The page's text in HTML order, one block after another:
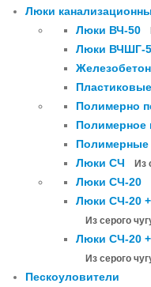
Люки
Люки ВЧ-50
Люки ВЧШГ-
Пластиковые
Полимерно
Полимерное
Полимерные
Люки СЧ
Из
Люки СЧ-20
Люки СЧ-20
Из серого
Люки СЧ-20
Из серого
Пескоуловители